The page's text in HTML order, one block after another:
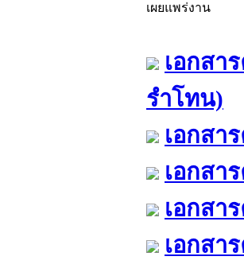
เผยแพร่งาน
เอกสา
รำโทน)
เอกสา
เอกสา
เอกสา
เอกสา